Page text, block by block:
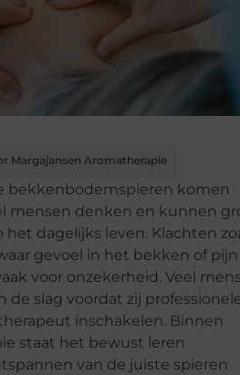
Margajansen Aromatherapie
bekkenbodemspieren komen
mensen denken en kunnen
dagelijks leven. Klachten
gevoel in het bekken of
voor onzekerheid. Veel
de slag voordat zij
inschakelen. Binnen
staat het bewust leren
van de juiste spieren